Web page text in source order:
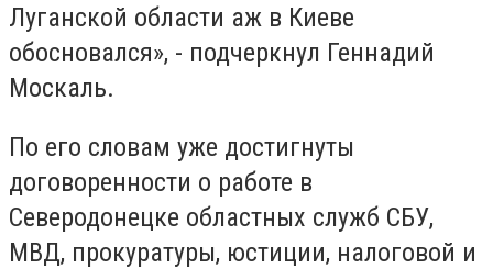
Луганской области аж в Киеве
обосновался», - подчеркнул Геннадий
Москаль.
По его словам уже достигнуты
договоренности о работе в
Северодонецке областных служб СБУ,
МВД, прокуратуры, юстиции, налоговой и